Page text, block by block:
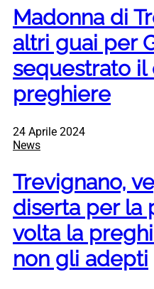
Madonna di
altri guai per
sequestrato il
preghiere
24 Aprile 2024
News
Trevignano,
diserta per la
volta la
non gli adepti